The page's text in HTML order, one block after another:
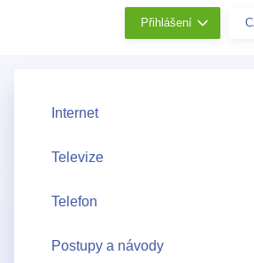
Přihlášení
Internet
Televize
Telefon
Postupy a návody